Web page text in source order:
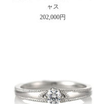
ャス
202,000円